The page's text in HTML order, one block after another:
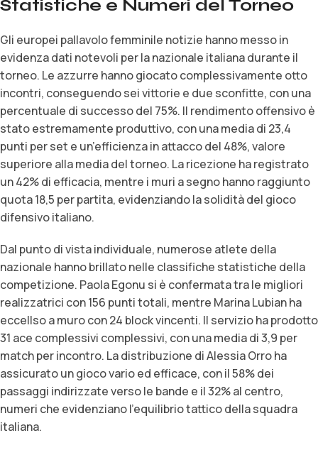
Statistiche e Numeri del Torneo
Gli europei pallavolo femminile notizie hanno messo in
evidenza dati notevoli per la nazionale italiana durante il
torneo. Le azzurre hanno giocato complessivamente otto
incontri, conseguendo sei vittorie e due sconfitte, con una
percentuale di successo del 75%. Il rendimento offensivo è
stato estremamente produttivo, con una media di 23,4
punti per set e un’efficienza in attacco del 48%, valore
superiore alla media del torneo. La ricezione ha registrato
un 42% di efficacia, mentre i muri a segno hanno raggiunto
quota 18,5 per partita, evidenziando la solidità del gioco
difensivo italiano.
Dal punto di vista individuale, numerose atlete della
nazionale hanno brillato nelle classifiche statistiche della
competizione. Paola Egonu si è confermata tra le migliori
realizzatrici con 156 punti totali, mentre Marina Lubian ha
eccellso a muro con 24 block vincenti. Il servizio ha prodotto
31 ace complessivi complessivi, con una media di 3,9 per
match per incontro. La distribuzione di Alessia Orro ha
assicurato un gioco vario ed efficace, con il 58% dei
passaggi indirizzate verso le bande e il 32% al centro,
numeri che evidenziano l’equilibrio tattico della squadra
italiana.